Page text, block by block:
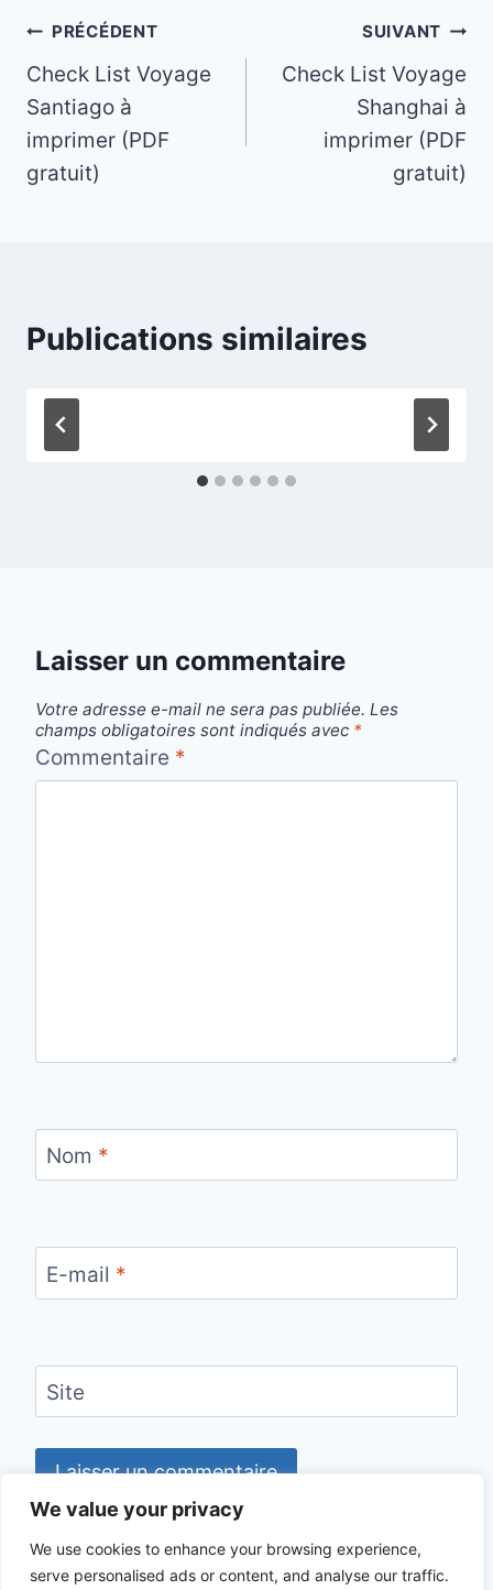
We value your privacy
We use cookies to enhance your browsing experience,
serve personalised ads or content, and analyse our traffic.
Navigation
de
l’article
PRÉCÉDENT
Check List Voyage
Santiago à
imprimer (PDF
gratuit)
SUIVANT
Check List Voyage
Shanghai à
imprimer (PDF
gratuit)
Publications similaires
Laisser un commentaire
Votre adresse e-mail ne sera pas publiée. Les
champs obligatoires sont indiqués avec *
Commentaire *
Nom *
E-mail *
Site